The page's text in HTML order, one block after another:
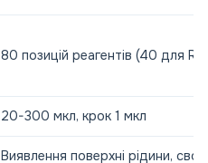
80 позицій реагентів (40 для
20-300 мкл, крок 1 мкл
Виявлення поверхні рідини,